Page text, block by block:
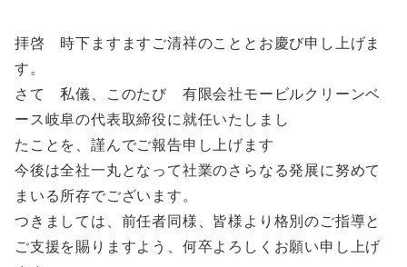
拝啓 時下ますますご清祥のこととお慶び申し上げま
す。
さて 私儀、このたび 有限会社モービルクリーンベ
ース岐阜の代表取締役に就任いたしまし
たことを、謹んでご報告申し上げます
今後は全社一丸となって社業のさらなる発展に努めて
まいる所存でございます。
つきましては、前任者同様、皆様より格別のご指導と
ご支援を賜りますよう、何卒よろしくお願い申し上げ